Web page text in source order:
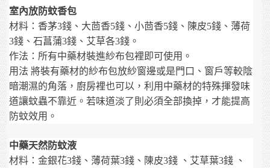
室內放防蚊香包
材料：香茅3錢、大茴香5錢、小茴香5錢、陳皮5錢、薄荷
3錢、石菖蒲3錢、艾草各3錢。
作法：所有中藥材裝進紗布包裡即可使用。
用法 將裝有藥材的紗布包放紗窗邊或是門口、窗戶等較陰
暗潮濕的角落，廚房裡也可以，利用中藥材的特殊揮發味
道讓蚊蟲不靠近。若味道淡了則必須全部換掉，才能提高
防蚊效用。
中藥天然防蚊液
材料：金銀花3錢、薄荷葉3錢、陳皮3錢 、艾草葉3錢 、